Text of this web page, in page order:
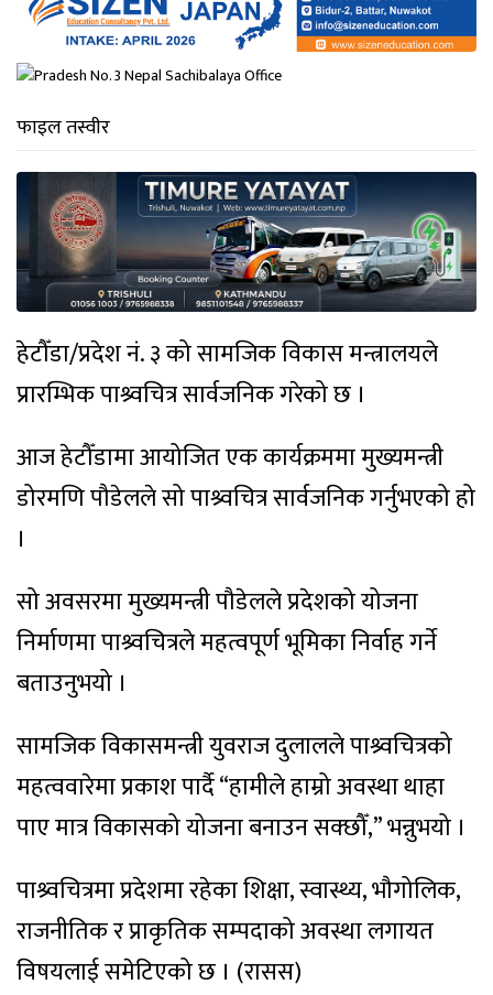
फाइल तस्वीर
हेटौँडा/प्रदेश नं. ३ को सामजिक विकास मन्त्रालयले
प्रारम्भिक पाश्र्वचित्र सार्वजनिक गरेको छ ।
आज हेटौँडामा आयोजित एक कार्यक्रममा मुख्यमन्त्री
डोरमणि पौडेलले सो पाश्र्वचित्र सार्वजनिक गर्नुभएको हो
।
सो अवसरमा मुख्यमन्त्री पौडेलले प्रदेशको योजना
निर्माणमा पाश्र्वचित्रले महत्वपूर्ण भूमिका निर्वाह गर्ने
बताउनुभयो ।
सामजिक विकासमन्त्री युवराज दुलालले पाश्र्वचित्रको
महत्ववारेमा प्रकाश पार्दै “हामीले हाम्रो अवस्था थाहा
पाए मात्र विकासको योजना बनाउन सक्छौँ,” भन्नुभयो ।
पाश्र्वचित्रमा प्रदेशमा रहेका शिक्षा, स्वास्थ्य, भौगोलिक,
राजनीतिक र प्राकृतिक सम्पदाको अवस्था लगायत
विषयलाई समेटिएको छ । (रासस)